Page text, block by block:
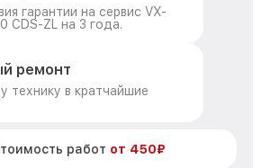
гарантии на сервис VX-
CDS-ZL на 3 года.
ремонт
технику в кратчайшие
работ от 450₽